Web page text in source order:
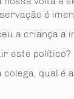
é
a criança a
este político?
colega, qual é